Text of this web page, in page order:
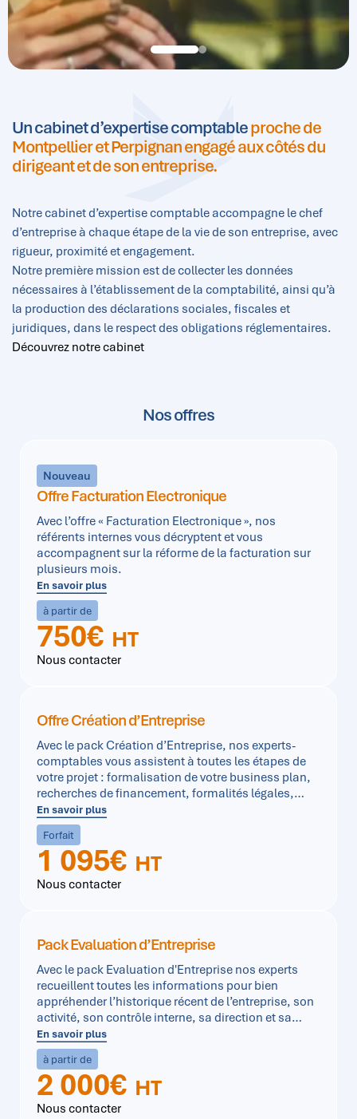
Audit et commissariat aux comptes
Pack Résonnance
Gestion RH et paie
Un cabinet d’expertise comptableproche de
Montpellier et Perpignan engagé aux côtés du
dirigeant et de son entreprise.
Notre cabinet d’expertise comptable accompagne le chef
d’entreprise à chaque étape de la vie de son entreprise, avec
rigueur, proximité et engagement.
Notre première mission est de collecter les données
nécessaires à l’établissement de la comptabilité, ainsi qu’à
la production des déclarations sociales, fiscales et
juridiques, dans le respect des obligations réglementaires.
Découvrez notre cabinet
Nos offres
Nouveau
Offre Facturation Electronique
Avec l’offre « Facturation Electronique », nos
référents internes vous décryptent et vous
accompagnent sur la réforme de la facturation sur
plusieurs mois.
En savoir plus
à partir de
750€ HT
Nous contacter
Offre Création d’Entreprise
Avec le pack Création d’Entreprise, nos experts-
comptables vous assistent à toutes les étapes de
votre projet : formalisation de votre business plan,
recherches de financement, formalités légales,
choix des statuts… Avancez bien conseillé pour
réussir votre projet.
En savoir plus
Forfait
1 095€ HT
Nous contacter
Pack Evaluation d’Entreprise
Avec le pack Evaluation d'Entreprise nos experts
recueillent toutes les informations pour bien
appréhender l’historique récent de l’entreprise, son
activité, son contrôle interne, sa direction et sa
stratégie.
En savoir plus
à partir de
2 000€ HT
Nous contacter